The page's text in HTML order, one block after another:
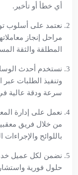
أي خطأ أو تأخير.
نعتمد على أسلوب
مراحل إنجاز
المطلقة والثقة
نستخدم أحدث
وتنفيذ الطلبات
سرعة ودقة عالية في
نعمل على إدارة
من خلال فريق
باللوائح والإجراءات
نضمن لكل عميل
حلول فورية